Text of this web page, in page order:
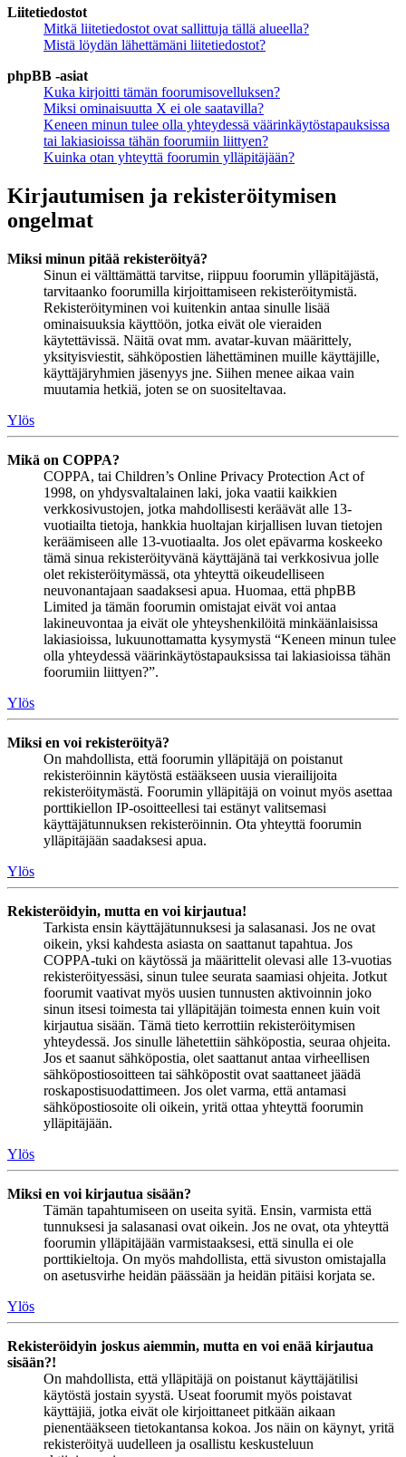
Liitetiedostot
Mitkä liitetiedostot ovat sallittuja tällä alueella?
Mistä löydän lähettämäni liitetiedostot?
phpBB -asiat
Kuka kirjoitti tämän foorumisovelluksen?
Miksi ominaisuutta X ei ole saatavilla?
Keneen minun tulee olla yhteydessä väärinkäytöstapauksissa
tai lakiasioissa tähän foorumiin liittyen?
Kuinka otan yhteyttä foorumin ylläpitäjään?
Kirjautumisen ja rekisteröitymisen
ongelmat
Miksi minun pitää rekisteröityä?
Sinun ei välttämättä tarvitse, riippuu foorumin ylläpitäjästä,
tarvitaanko foorumilla kirjoittamiseen rekisteröitymistä.
Rekisteröityminen voi kuitenkin antaa sinulle lisää
ominaisuuksia käyttöön, jotka eivät ole vieraiden
käytettävissä. Näitä ovat mm. avatar-kuvan määrittely,
yksityisviestit, sähköpostien lähettäminen muille käyttäjille,
käyttäjäryhmien jäsenyys jne. Siihen menee aikaa vain
muutamia hetkiä, joten se on suositeltavaa.
Ylös
Mikä on COPPA?
COPPA, tai Children’s Online Privacy Protection Act of
1998, on yhdysvaltalainen laki, joka vaatii kaikkien
verkkosivustojen, jotka mahdollisesti keräävät alle 13-
vuotiailta tietoja, hankkia huoltajan kirjallisen luvan tietojen
keräämiseen alle 13-vuotiaalta. Jos olet epävarma koskeeko
tämä sinua rekisteröityvänä käyttäjänä tai verkkosivua jolle
olet rekisteröitymässä, ota yhteyttä oikeudelliseen
neuvonantajaan saadaksesi apua. Huomaa, että phpBB
Limited ja tämän foorumin omistajat eivät voi antaa
lakineuvontaa ja eivät ole yhteyshenkilöitä minkäänlaisissa
lakiasioissa, lukuunottamatta kysymystä “Keneen minun tulee
olla yhteydessä väärinkäytöstapauksissa tai lakiasioissa tähän
foorumiin liittyen?”.
Ylös
Miksi en voi rekisteröityä?
On mahdollista, että foorumin ylläpitäjä on poistanut
rekisteröinnin käytöstä estääkseen uusia vierailijoita
rekisteröitymästä. Foorumin ylläpitäjä on voinut myös asettaa
porttikiellon IP-osoitteellesi tai estänyt valitsemasi
käyttäjätunnuksen rekisteröinnin. Ota yhteyttä foorumin
ylläpitäjään saadaksesi apua.
Ylös
Rekisteröidyin, mutta en voi kirjautua!
Tarkista ensin käyttäjätunnuksesi ja salasanasi. Jos ne ovat
oikein, yksi kahdesta asiasta on saattanut tapahtua. Jos
COPPA-tuki on käytössä ja määrittelit olevasi alle 13-vuotias
rekisteröityessäsi, sinun tulee seurata saamiasi ohjeita. Jotkut
foorumit vaativat myös uusien tunnusten aktivoinnin joko
sinun itsesi toimesta tai ylläpitäjän toimesta ennen kuin voit
kirjautua sisään. Tämä tieto kerrottiin rekisteröitymisen
yhteydessä. Jos sinulle lähetettiin sähköpostia, seuraa ohjeita.
Jos et saanut sähköpostia, olet saattanut antaa virheellisen
sähköpostiosoitteen tai sähköpostit ovat saattaneet jäädä
roskapostisuodattimeen. Jos olet varma, että antamasi
sähköpostiosoite oli oikein, yritä ottaa yhteyttä foorumin
ylläpitäjään.
Ylös
Miksi en voi kirjautua sisään?
Tämän tapahtumiseen on useita syitä. Ensin, varmista että
tunnuksesi ja salasanasi ovat oikein. Jos ne ovat, ota yhteyttä
foorumin ylläpitäjään varmistaaksesi, että sinulla ei ole
porttikieltoja. On myös mahdollista, että sivuston omistajalla
on asetusvirhe heidän päässään ja heidän pitäisi korjata se.
Ylös
Rekisteröidyin joskus aiemmin, mutta en voi enää kirjautua
sisään?!
On mahdollista, että ylläpitäjä on poistanut käyttäjätilisi
käytöstä jostain syystä. Useat foorumit myös poistavat
käyttäjiä, jotka eivät ole kirjoittaneet pitkään aikaan
pienentääkseen tietokantansa kokoa. Jos näin on käynyt, yritä
rekisteröityä uudelleen ja osallistu keskusteluun